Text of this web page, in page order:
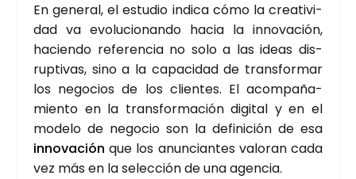
En gene­ral, el estu­dio indi­ca cómo la crea­ti­vi­
dad va evo­lu­cio­nan­do hacia la inno­va­ción,
hacien­do refe­ren­cia no solo a las ideas dis­
rup­ti­vas, sino a la capa­ci­dad de trans­for­mar
los nego­cios de los clien­tes. El acom­pa­ña­
mien­to en la trans­for­ma­ción digi­tal y en el
mode­lo de nego­cio son la defi­ni­ción de esa
inno­va­ción que los anun­cian­tes valo­ran cada
vez más en la selec­ción de una agen­cia.